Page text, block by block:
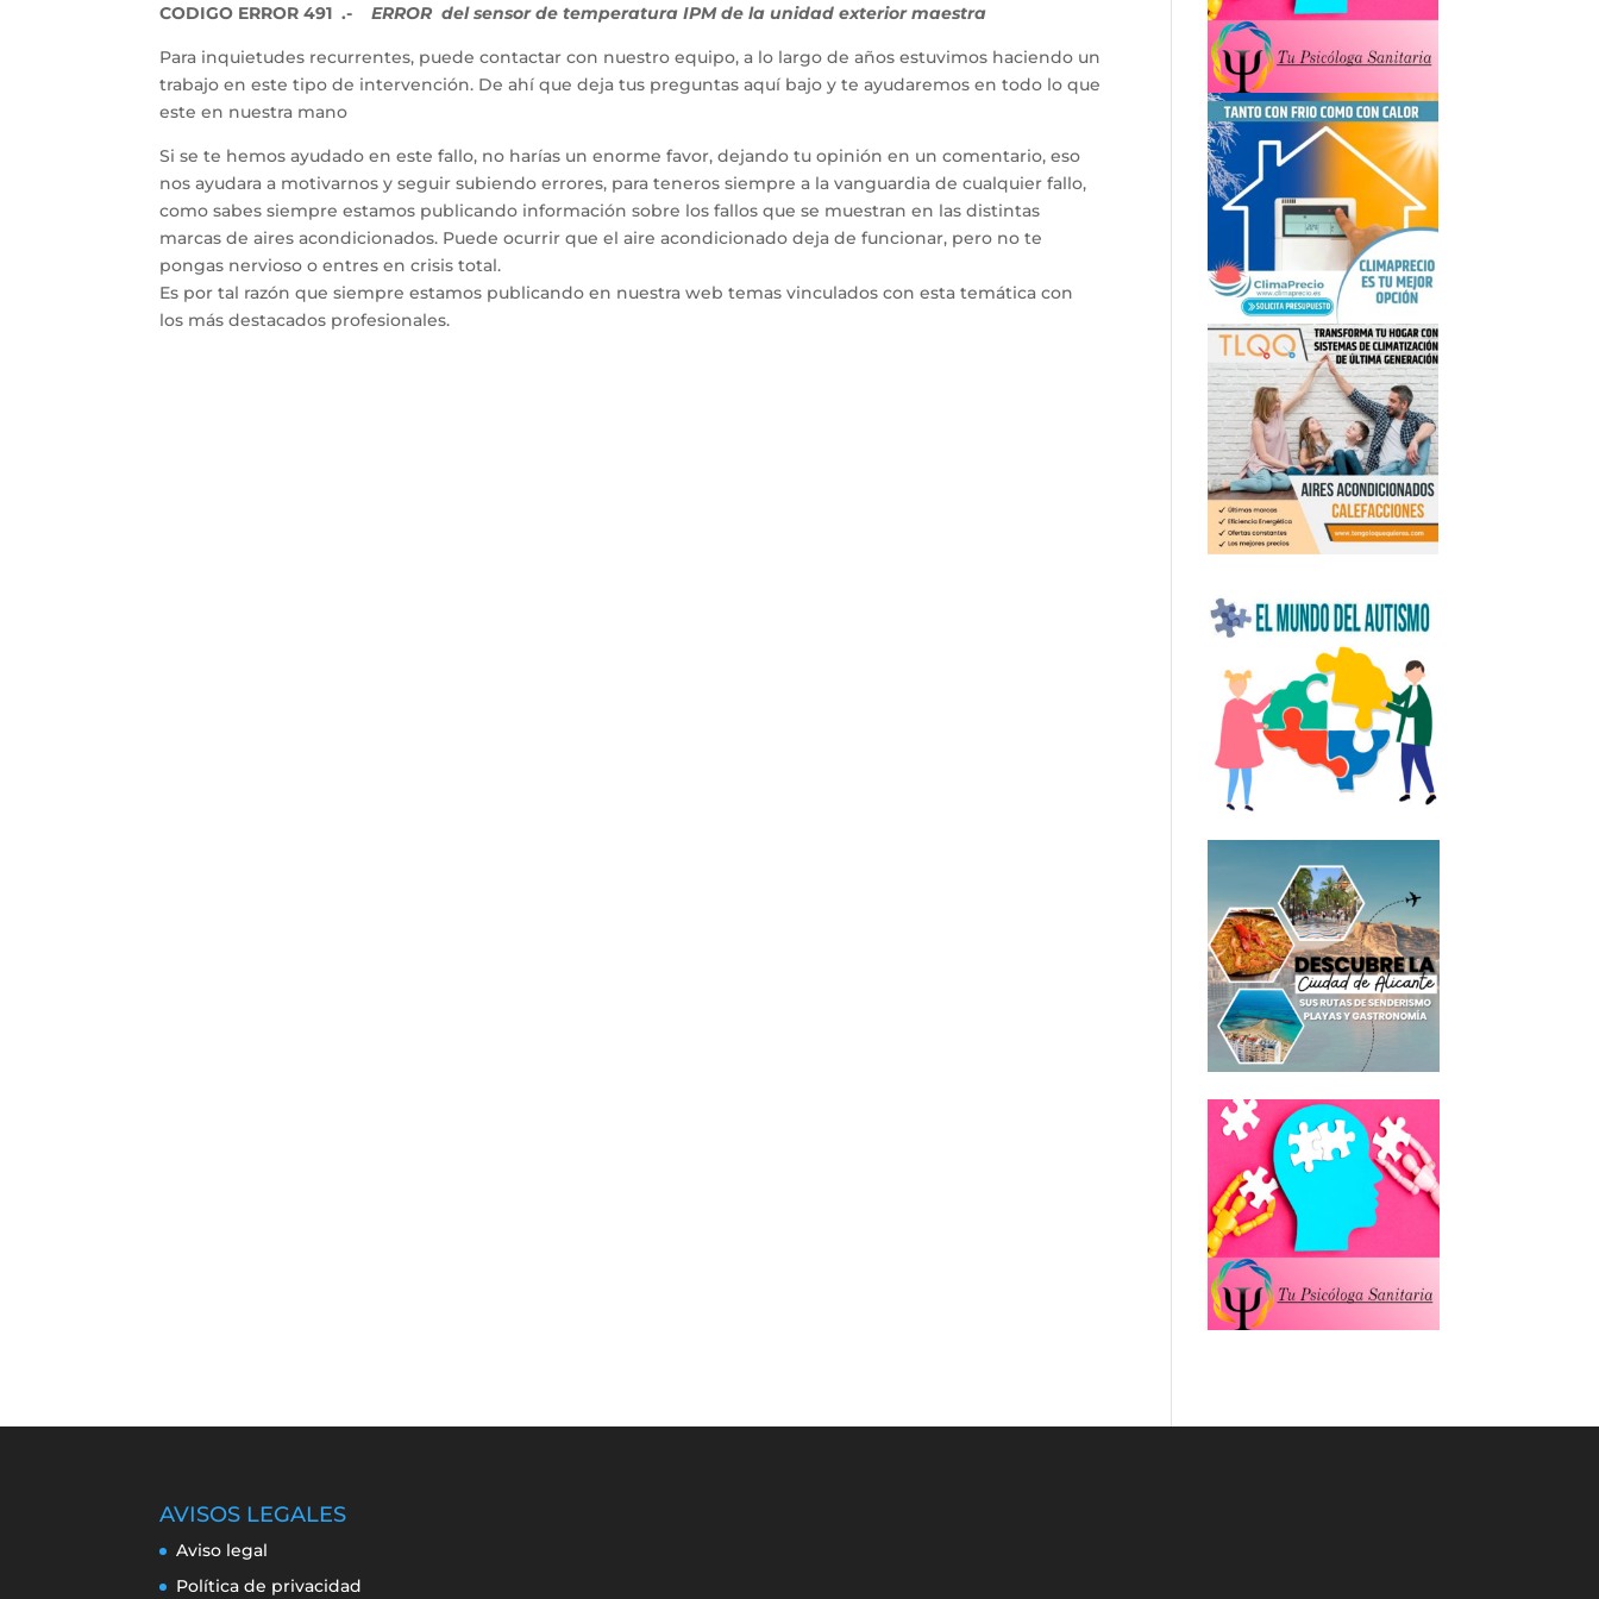
CODIGO ERROR 491 .- ERROR del sensor de temperatura IPM de la unidad exterior maestra
Para inquietudes recurrentes, puede contactar con nuestro equipo, a lo largo de años estuvimos haciendo un
trabajo en este tipo de intervención. De ahí que deja tus preguntas aquí bajo y te ayudaremos en todo lo que
este en nuestra mano
Si se te hemos ayudado en este fallo, no harías un enorme favor, dejando tu opinión en un comentario, eso
nos ayudara a motivarnos y seguir subiendo errores, para teneros siempre a la vanguardia de cualquier fallo,
como sabes siempre estamos publicando información sobre los fallos que se muestran en las distintas
marcas de aires acondicionados. Puede ocurrir que el aire acondicionado deja de funcionar, pero no te
pongas nervioso o entres en crisis total.
Es por tal razón que siempre estamos publicando en nuestra web temas vinculados con esta temática con
los más destacados profesionales.
AVISOS LEGALES
Aviso legal
Política de privacidad